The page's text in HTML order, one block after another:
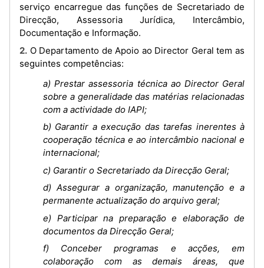
serviço encarregue das funções de Secretariado de
Direcção, Assessoria Jurídica, Intercâmbio,
Documentação e Informação.
2. O Departamento de Apoio ao Director Geral tem as
seguintes competências:
a) Prestar assessoria técnica ao Director Geral
sobre a generalidade das matérias relacionadas
com a actividade do IAPI;
b) Garantir a execução das tarefas inerentes à
cooperação técnica e ao intercâmbio nacional e
internacional;
c) Garantir o Secretariado da Direcção Geral;
d) Assegurar a organização, manutenção e a
permanente actualização do arquivo geral;
e) Participar na preparação e elaboração de
documentos da Direcção Geral;
f) Conceber programas e acções, em
colaboração com as demais áreas, que